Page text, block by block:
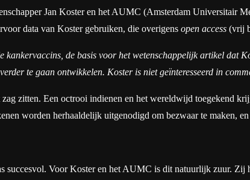
Jan Koster en het AUMC (Amsterdam Universitair
data van Koster gebruiken, die overigens open access (vrij
kankervaccins, de basis voor het wetenschappelijk artikel
te gaan ontwikkelen. Koster is niet geïnteresseerd in
zitten. Een octrooi indienen en het wereldwijd toegekend
worden herhaaldelijk uitgenodigd om bezwaar te maken,
succesvol. Voor Koster en het AUMC is dit natuurlijk zuur.